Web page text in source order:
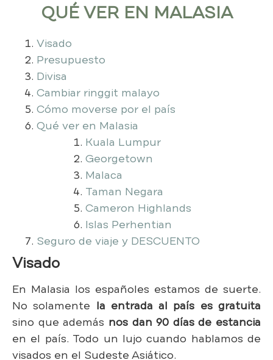
QUÉ VER EN MALASIA
Visado
Presupuesto
Divisa
Cambiar ringgit malayo
Cómo moverse por el país
Qué ver en Malasia
Kuala Lumpur
Georgetown
Malaca
Taman Negara
Cameron Highlands
Islas Perhentian
Seguro de viaje y DESCUENTO
Visado
En Malasia los españoles estamos de suerte.
No solamente la entrada al país es gratuita
sino que además nos dan 90 días de estancia
en el país. Todo un lujo cuando hablamos de
visados en el Sudeste Asiático.